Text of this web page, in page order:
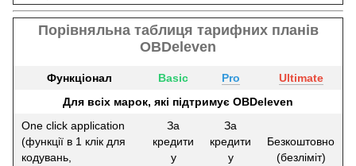
Порівняльна таблиця тарифних планів
OBDeleven
Функціонал Basic Pro
Ultimate
Для всіх марок, які підтримує OBDeleven
One click application
(функції в 1 клік для
кодувань,
За
кредити
у
За
кредити
у
Безкоштовно
(безліміт)